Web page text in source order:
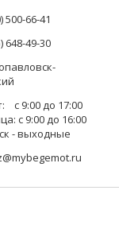
500-66-41
648-49-30
с 9:00 до 17:00
с 9:00 до 16:00
- выходные